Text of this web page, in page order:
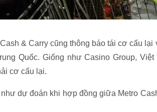
& Carry cũng thông báo tái cơ cấu
Quốc. Giống như Casino Group,
cơ cấu lại.
như dự đoán khi hợp đồng giữa Metro